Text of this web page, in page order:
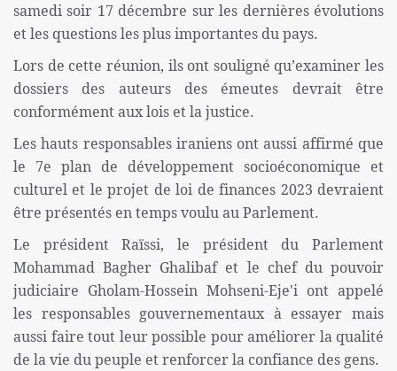
samedi soir 17 décembre sur les dernières évolutions
et les questions les plus importantes du pays.
Lors de cette réunion, ils ont souligné qu’examiner les
dossiers des auteurs des émeutes devrait être
conformément aux lois et la justice.
Les hauts responsables iraniens ont aussi affirmé que
le 7e plan de développement socioéconomique et
culturel et le projet de loi de finances 2023 devraient
être présentés en temps voulu au Parlement.
Le président Raïssi, le président du Parlement
Mohammad Bagher Ghalibaf et le chef du pouvoir
judiciaire Gholam-Hossein Mohseni-Eje'i ont appelé
les responsables gouvernementaux à essayer mais
aussi faire tout leur possible pour améliorer la qualité
de la vie du peuple et renforcer la confiance des gens.